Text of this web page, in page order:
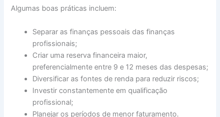
Algumas boas práticas incluem:
Separar as finanças pessoais das finanças
profissionais;
Criar uma reserva financeira maior,
preferencialmente entre 9 e 12 meses das despesas;
Diversificar as fontes de renda para reduzir riscos;
Investir constantemente em qualificação
profissional;
Planejar os períodos de menor faturamento.